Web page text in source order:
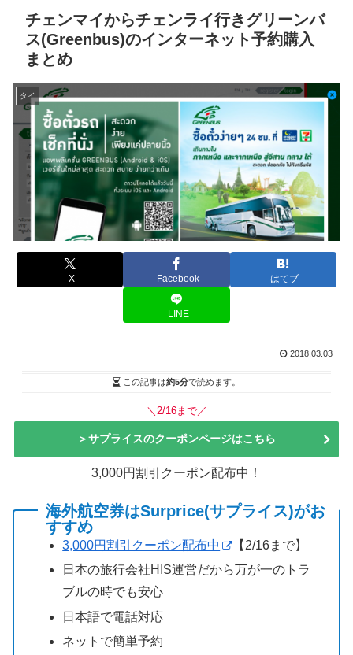
チェンマイからチェンライ行きグリーンバ
ス(Greenbus)のインターネット予約購入
まとめ
タイ
X Facebook はてブ
LINE
2018.03.03
この記事は約5分で読めます。
＼2/16まで／
＞サプライスのクーポンページはこちら
3,000円割引クーポン配布中！
海外航空券はSurprice(サプライス)がお
すすめ
3,000円割引クーポン配布中
【2/16まで】
日本の旅行会社HIS運営だから万が一のトラ
ブルの時でも安心
日本語で電話対応
ネットで簡単予約